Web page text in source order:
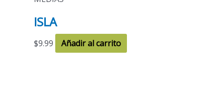
ISLA
$9.99 Añadir al carrito